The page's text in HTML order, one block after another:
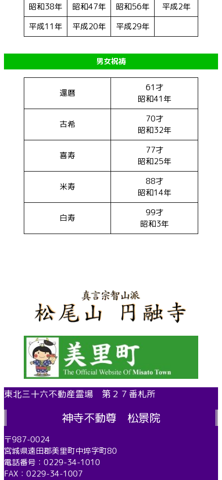
昭和38年
昭和47年 昭和56年
平成2年
平成11年
平成20年 平成29年
男女祝祷
還暦
61才
昭和41年
古希
70才
昭和32年
喜寿
77才
昭和25年
米寿
88才
昭和14年
白寿
99才
昭和3年
東北三十六不動産霊場 第２７番札所
神寺不動尊 松景院
〒987-0024
宮城県遠田郡美里町中埣字町80
電話番号：0229-34-1010
FAX：0229-34-1007